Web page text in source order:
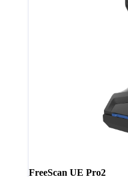
FreeScan UE Pro2